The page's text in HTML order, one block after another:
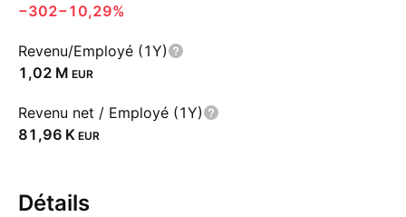
−302−10,29%
Revenu/Employé (1Y)
‪1,02 M‬ EUR
Revenu net / Employé (1Y)
‪81,96 K‬ EUR
Détails